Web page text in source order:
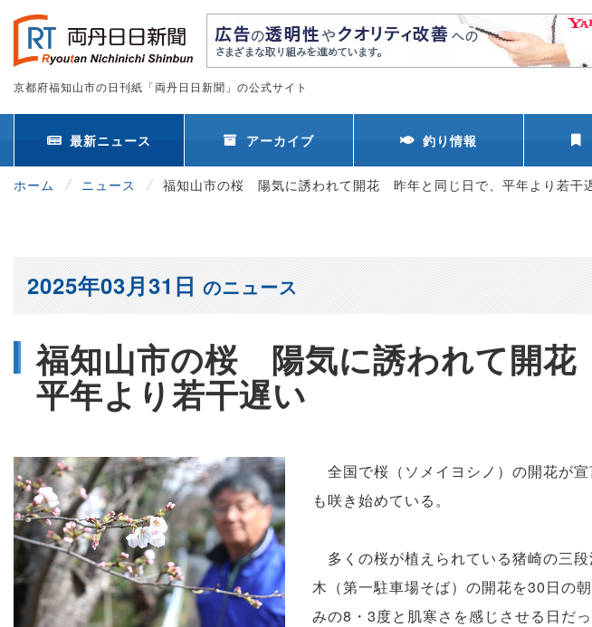
京都府福知山市の日刊紙「両丹日日新聞」の公式サイト
最新ニュース アーカイブ 釣り情報
ホーム ニュース 福知山市の桜 陽気に誘われて開花 昨年と同じ日で、平年より若干
福知山市の桜 陽気に誘われて開花
平年より若干遅い
2025年03月31日のニュース
全国で桜（ソメイヨシノ）の開花が
も咲き始めている。
多くの桜が植えられている猪崎の三
木（第一駐車場そば）の開花を30日の
みの8・3度と肌寒さを感じさせる日だ